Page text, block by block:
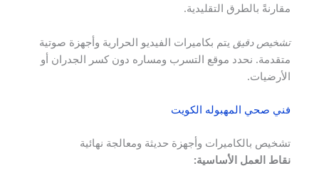
مقارنةً بالطرق التقليدية.
تشخيص دقيق يتم بكاميرات الفيديو الحرارية وأجهزة صوتية
متقدمة. نحدد موقع التسرب ومساره دون كسر الجدران أو
الأرضيات.
فني صحي المهبوله الكويت
تشخيص بالكاميرات وأجهزة حديثة ومعالجة نهائية
نقاط العمل الأساسية: